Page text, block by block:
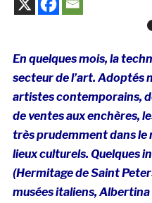
En quelques mois, la
secteur de l’art. Adoptés
artistes contemporains,
de ventes aux enchères,
très prudemment dans le
lieux culturels. Quelques
(Hermitage de Saint
musées italiens,